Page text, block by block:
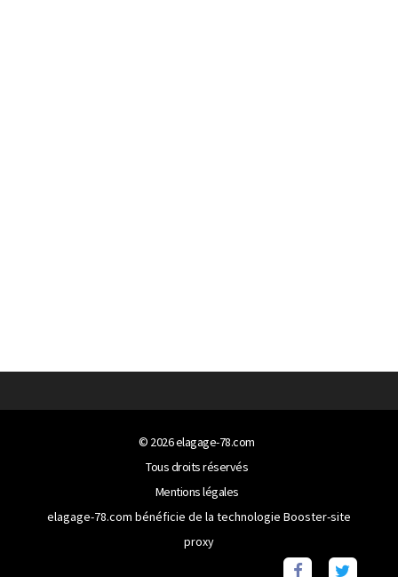
© 2026elagage-78.com
Tous droits réservés
Mentions légales
elagage-78.com bénéficie de la technologie Booster-site
proxy